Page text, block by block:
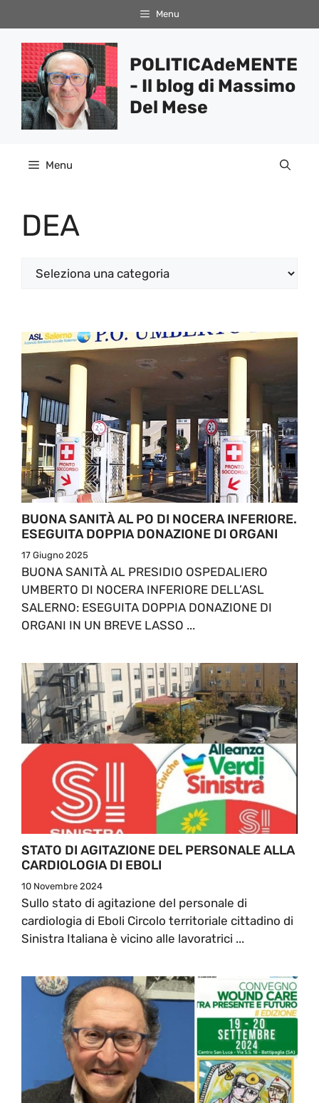
al
contenuto
Menu
POLITICAdeMENTE
- Il blog di Massimo
Del Mese
Menu
DEA
Categorie
BUONA SANITÀ AL PO DI NOCERA INFERIORE.
ESEGUITA DOPPIA DONAZIONE DI ORGANI
17 Giugno 2025
BUONA SANITÀ AL PRESIDIO OSPEDALIERO
UMBERTO DI NOCERA INFERIORE DELL’ASL
SALERNO: ESEGUITA DOPPIA DONAZIONE DI
ORGANI IN UN BREVE LASSO ...
STATO DI AGITAZIONE DEL PERSONALE ALLA
CARDIOLOGIA DI EBOLI
10 Novembre 2024
Sullo stato di agitazione del personale di
cardiologia di Eboli Circolo territoriale cittadino di
Sinistra Italiana è vicino alle lavoratrici ...